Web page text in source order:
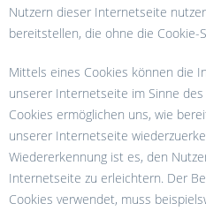
Nutzern dieser Internetseite
bereitstellen, die ohne die Cookie-
Mittels eines Cookies können die
unserer Internetseite im Sinne
Cookies ermöglichen uns, wie
unserer Internetseite
Wiedererkennung ist es, den
Internetseite zu erleichtern. Der
Cookies verwendet, muss